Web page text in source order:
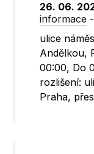
26. 06.
informace
ulice
Andělkou,
00:00, Do
rozlišení:
Praha,